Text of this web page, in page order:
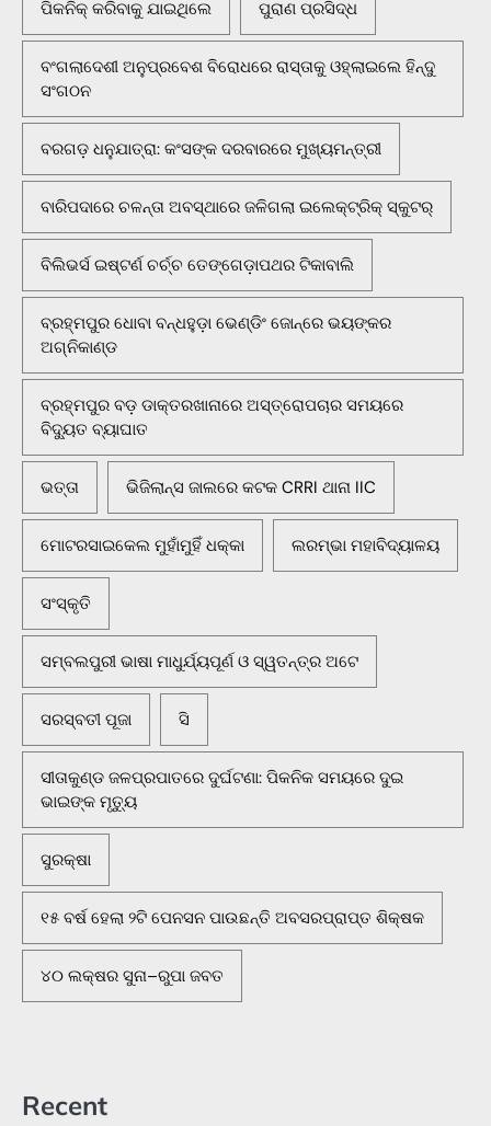
ପିକନିକ୍‌ କରିବାକୁ ଯାଇଥିଲେ ପୁରାଣ ପ୍ରସିଦ୍ଧ
ବଂଗଲାଦେଶୀ ଅନୁପ୍ରବେଶ ବିରୋଧରେ ରାସ୍ତାକୁ ଓହ୍ଲାଇଲେ ହିନ୍ଦୁ
ସଂଗଠନ
ବରଗଡ଼ ଧନୁଯାତ୍ରା: କଂସଙ୍କ ଦରବାରରେ ମୁଖ୍ୟମନ୍ତ୍ରୀ
ବାରିପଦାରେ ଚଳନ୍ତା ଅବସ୍ଥାରେ ଜଳିଗଲା ଇଲେକ୍ଟ୍ରିକ୍ ସ୍କୁଟର୍
ବିଲିଭର୍ସ ଇଷ୍ଟର୍ଣ ଚର୍ଚ୍ଚ ତେଙ୍ଗେଡ଼ାପଥର ଟିକାବାଲି
ବ୍ରହ୍ମପୁର ଧୋବା ବନ୍ଧହୁଡ଼ା ଭେଣ୍ଡିଂ ଜୋନ୍‌ରେ ଭୟଙ୍କର
ଅଗ୍ନିକାଣ୍ଡ
ବ୍ରହ୍ମପୁର ବଡ଼ ଡାକ୍ତରଖାନାରେ ଅସ୍ତ୍ରୋପଚାର ସମୟରେ
ବିଦ୍ୟୁତ ବ୍ୟାଘାତ
ଭତ୍ତା ଭିଜିଲାନ୍ସ ଜାଲରେ କଟକ CRRI ଥାନା IIC
ମୋଟରସାଇକେଲ ମୁହାଁମୁହିଁ ଧକ୍କା ଲରମ୍ଭା ମହାବିଦ୍ୟାଳୟ
ସଂସ୍କୃତି
ସମ୍ବଲପୁରୀ ଭାଷା ମାଧୁର୍ଯ୍ୟପୂର୍ଣ ଓ ସ୍ୱତନ୍ତ୍ର ଅଟେ
ସରସ୍ବତୀ ପୂଜା ସି
ସୀତାକୁଣ୍ଡ ଜଳପ୍ରପାତରେ ଦୁର୍ଘଟଣା: ପିକନିକ ସମୟରେ ଦୁଇ
ଭାଇଙ୍କ ମୃତ୍ୟୁ
ସୁରକ୍ଷା
୧୫ ବର୍ଷ ହେଲା ୨ଟି ପେନସନ ପାଉଛନ୍ତି ଅବସରପ୍ରାପ୍ତ ଶିକ୍ଷକ
୪୦ ଲକ୍ଷର ସୁନା–ରୁପା ଜବତ
Recent